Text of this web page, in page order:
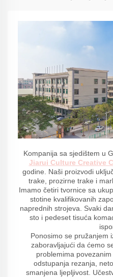
Kompanija sa sjedištem u
Jiarui Culture Creative
godine. Naši proizvodi
trake, prozirne trake i
Imamo četiri tvornice sa
stotine kvalifikovanih
naprednih strojeva. Svaki
sto i pedeset tisuća
Ponosimo se pružanjem
zaboravljajući da ćemo
problemima
odstupanja rezanja,
smanjena ljepljivost.